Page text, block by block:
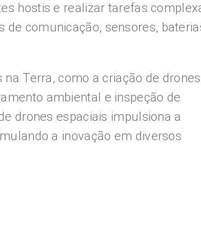
hostis e realizar tarefas
comunicação, sensores,
Terra, como a criação de drones
ambiental e inspeção de
drones espaciais impulsiona a
a inovação em diversos